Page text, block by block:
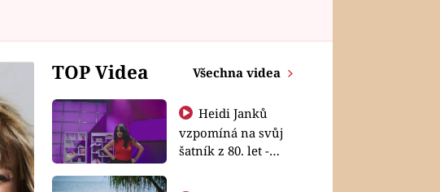
TOP Videa Všechna videa
Heidi Janků
vzpomíná na svůj
šatník z 80. let -